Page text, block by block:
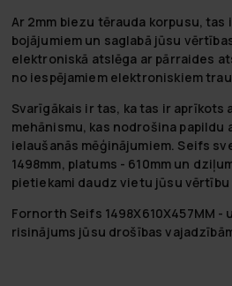
Ar 2mm biezu tērauda korpusu,
bojājumiem un saglabā jūsu
elektroniskā atslēga ar pārraides
no iespējamiem elektroniskiem
Svarīgākais ir tas, ka tas ir aprīkots
mehānismu, kas nodrošina
ielaušanās mēģinājumiem. Seifs
1498mm, platums - 610mm un
pietiekami daudz vietu jūsu vērtību
Fornorth Seifs 1498X610X457MM
risinājums jūsu drošības